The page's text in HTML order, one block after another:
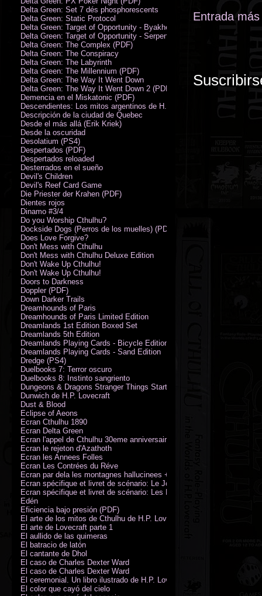
Entrada
Delta Green: Set 7 dés phosphorescents
Delta Green: Static Protocol
Delta Green: Target of Opportunity - Byakhee
Delta Green: Target of Opportunity - Serpent Man
Delta Green: The Complex (PDF)
Delta Green: The Conspiracy
Delta Green: The Labyrinth
Delta Green: The Millennium (PDF)
Delta Green: The Way It Went Down
Delta Green: The Way It Went Down 2 (PDF)
Demencia en el Miskatonic (PDF)
Descendientes: Los mitos argentinos de H.P. Lovecraft
Descripción de la ciudad de Quebec
Desde el más allá (Erik Kriek)
Desde la oscuridad
Desolatium (PS4)
Despertados (PDF)
Despertados reloaded
Desterrados en el sueño
Devil's Children
Devil's Reef Card Game
Die Priester der Krahen (PDF)
Dientes rojos
Dinamo #3/4
Do you Worship Cthulhu?
Dockside Dogs (Perros de los muelles) (PDF)
Does Love Forgive?
Don't Mess with Cthulhu
Don't Mess with Cthulhu Deluxe Edition
Don't Wake Up Cthulhu!
Don't Wake Up Cthulhu!
Doors to Darkness
Doppler (PDF)
Down Darker Trails
Dreamhounds of Paris
Dreamhounds of Paris Limited Edition
Dreamlands 1st Edition Boxed Set
Dreamlands 5th Edition
Dreamlands Playing Cards - Bicycle Edition
Dreamlands Playing Cards - Sand Edition
Dredge (PS4)
Duelbooks 7: Terror oscuro
Duelbooks 8: Instinto sangriento
Dungeons & Dragons Stranger Things Starter Set
Dunwich de H.P. Lovecraft
Dust & Blood
Eclipse of Aeons
Ecran Cthulhu 1890
Ecran Delta Green
Ecran l'appel de Cthulhu 30eme anniversaire
Ecran le rejeton d'Azathoth
Ecran les Annees Folles
Ecran Les Contrées du Réve
Ecran par dela les montagnes hallucinees + kit d'expedition
Ecran spécifique et livret de scénario: Le Jour de la Bête
Ecran spécifique et livret de scénario: Les Masques de Nyarlathotep
Edén
Eficiencia bajo presión (PDF)
El arte de los mitos de Cthulhu de H.P. Lovecraft
El arte de Lovecraft parte 1
El aullido de las quimeras
El batracio de latón
El cantante de Dhol
El caso de Charles Dexter Ward
El caso de Charles Dexter Ward
El ceremonial. Un libro ilustrado de H.P. Lovecraft
El color que cayó del cielo